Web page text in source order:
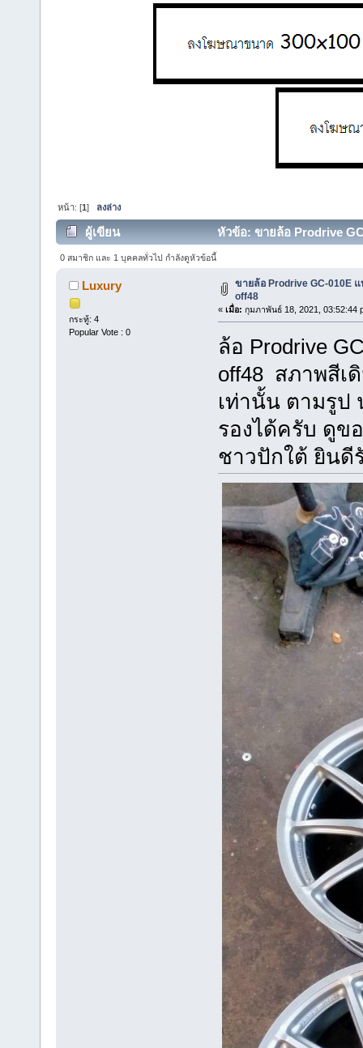
หน้า: [1] ลงล่าง
ผู้เขียน หัวข้อ: ขายล้อ Prodrive
0 สมาชิก และ 1 บุคคลทั่วไป กำลังดูหัวข้อนี้
Luxury
กระทู้: 4
Popular Vote : 0
ขายล้อ Prodrive GC-010E
off48
« เมื่อ: กุมภาพันธ์ 18, 2021, 03:52:44
ล้อ Prodrive
off48 สภาพสีเ
เท่านั้น ตามรูป
รองได้ครับ ดูข
ชาวปักใต้ ยินดี